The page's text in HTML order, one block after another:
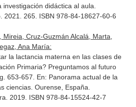
investigación didáctica al aula
2021. 265. ISBN 978-84-18627-60-6
Mireia, Cruz-Guzmán Alcalá, Marta,
Ana María:
la lactancia materna en las clases de
Primaria? Preguntamos al futuro
653-657. En: Panorama actual de la
ciencias. Ourense, España.
2019. ISBN 978-84-15524-42-7